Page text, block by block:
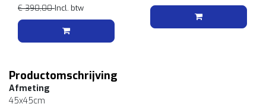
€ 390,00Incl. btw
Productomschrijving
Afmeting
45x45cm